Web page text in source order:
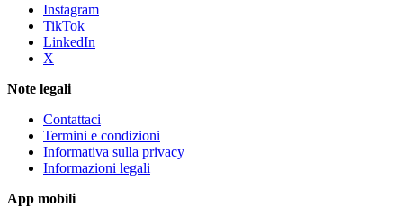
Instagram
TikTok
LinkedIn
X
Note legali
Contattaci
Termini e condizioni
Informativa sulla privacy
Informazioni legali
App mobili